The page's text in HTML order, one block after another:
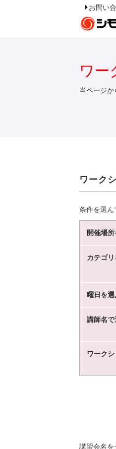
お問い
ワー
当ページか
ワーク
条件を選ん
開催場
カテゴ
曜日を選
講師名で
ワーク
講習会名を